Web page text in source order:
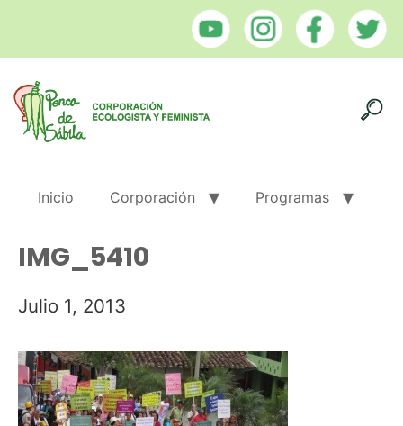
Inicio Corporación Programas
IMG_5410
Julio 1, 2013